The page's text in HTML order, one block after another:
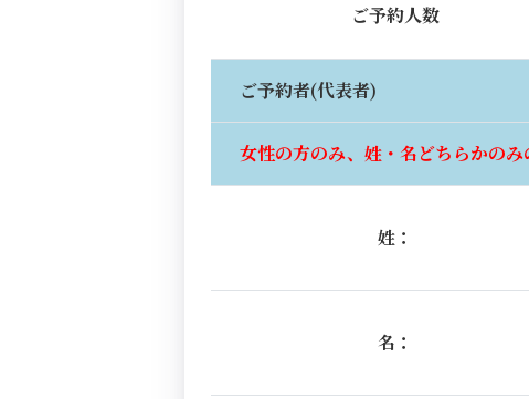
ご予約人数
ご予約者(代表者)
女性の方のみ、姓・名どちらかの
姓：
名：